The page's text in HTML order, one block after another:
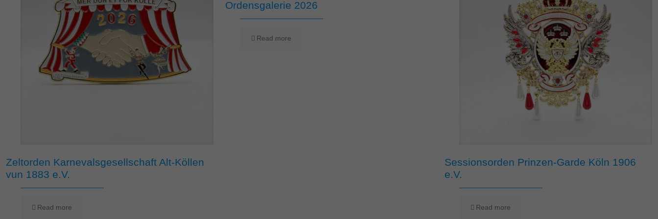
Zeltorden Karnevalsgesellschaft Alt-Köllen
vun 1883 e.V.
Read more
Ordensgalerie 2026
Read more
Sessionsorden Prinzen-Garde Köln 1906
e.V.
Read more